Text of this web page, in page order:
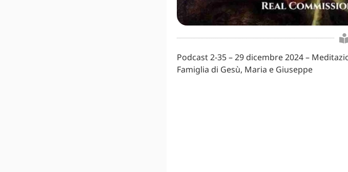
Podcast 2-35 – 29 dicembre 2024 –
Famiglia di Gesù, Maria e Giuseppe